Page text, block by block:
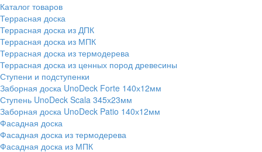
Каталог товаров
Террасная доска
Террасная доска из ДПК
Террасная доска из МПК
Террасная доска из термодерева
Террасная доска из ценных пород древесины
Ступени и подступенки
Заборная доска UnoDeck Forte 140х12мм
Ступень UnoDeck Scala 345х23мм
Заборная доска UnoDeck Patio 140х12мм
Фасадная доска
Фасадная доска из термодерева
Фасадная доска из МПК